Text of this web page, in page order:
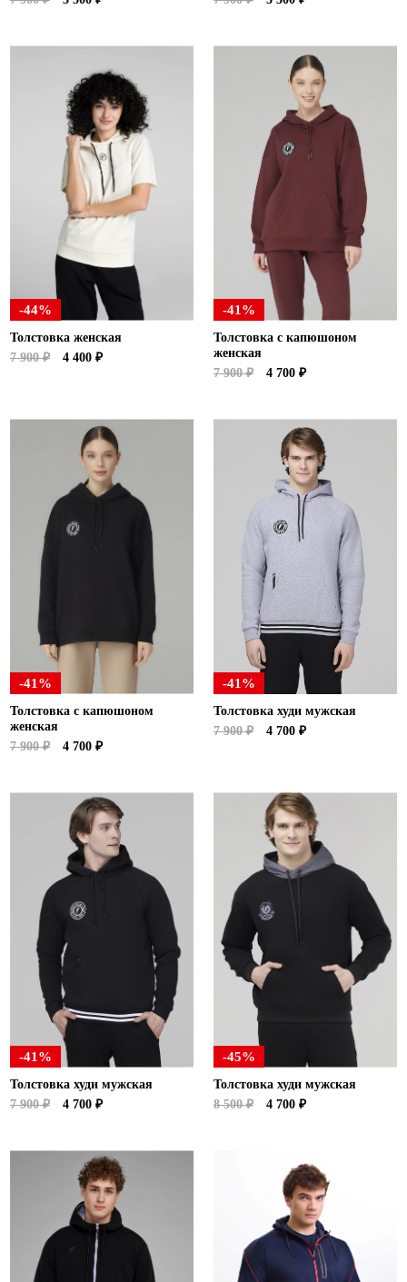
-44%
Толстовка женская
7 900 ₽
4 400 ₽
-41%
Толстовка с капюшоном
женская
7 900 ₽
4 700 ₽
-41%
Толстовка с капюшоном
женская
7 900 ₽
4 700 ₽
-41%
Толстовка худи мужская
7 900 ₽
4 700 ₽
-41%
Толстовка худи мужская
7 900 ₽
4 700 ₽
-45%
Толстовка худи мужская
8 500 ₽
4 700 ₽